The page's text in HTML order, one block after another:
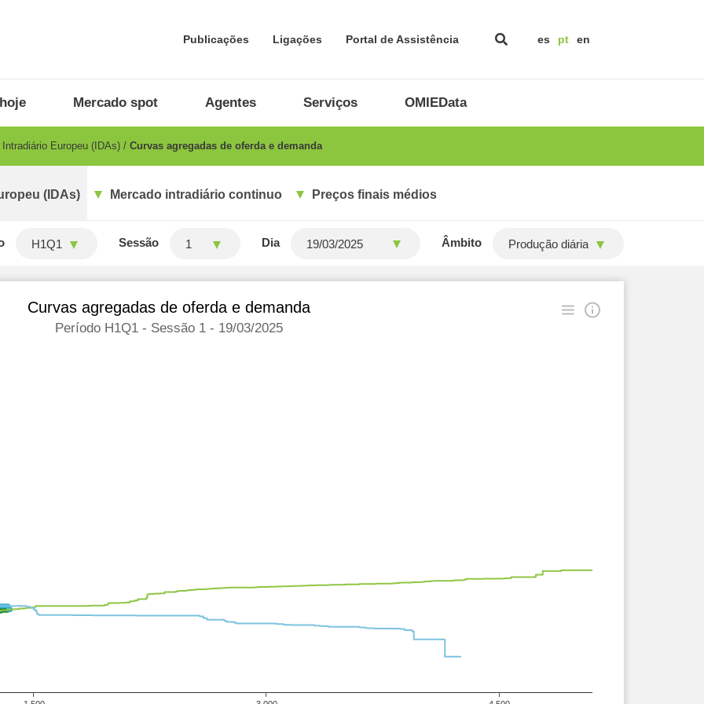
Publicações Ligações Portal de Assistência es pt en
Mercado spot Agentes Serviços OMIEData
Intradiário Europeu (IDAs) Curvas agregadas de oferda e demanda
(IDAs) Mercado intradiário continuo Preços finais médios
H1Q1 Sessão 1 Dia Âmbito Produção diária
Curvas agregadas de oferda e demanda
Período H1Q1 - Sessão 1 - 19/03/2025